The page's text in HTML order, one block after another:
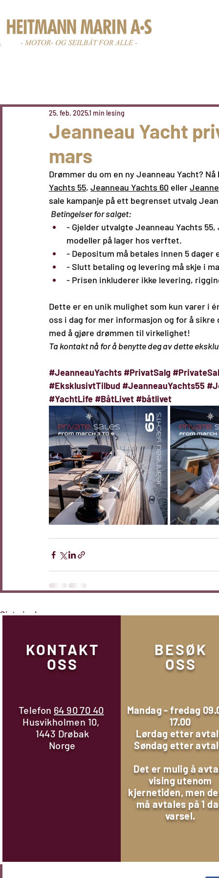
Jeanneau Yacht
mars
25. feb. 20251 min lesing
Drømmer du om en ny Jeanneau Yacht?
Yachts 55, Jeanneau Yachts 60 eller
sale kampanje på ett begrenset utvalg
Betingelser for salget:
- Gjelder utvalgte Jeanneau Yachts
modeller på lager hos verftet.
- Depositum må betales innen 5
- Slutt betaling og levering må skje i
- Prisen inkluderer ikke levering,
Dette er en unik mulighet som kun varer i
oss i dag for mer informasjon og for å
med å gjøre drømmen til virkelighet!
Ta kontakt nå for å benytte deg av dette
#JeanneauYachts#PrivatSalg
#EksklusivtTilbud #JeanneauYachts55
#YachtLife#BåtLivet#båtlivet
Siste innlegg
KONTAKT
OSS
Telefon 64 90 70 40
Husvikholmen 10,
1443 Drøbak
Norge
BESØK
OSS
Mandag - fredag
17.00
Lørdag etter
Søndag etter
Det er mulig å
vising utenom
kjernetiden, men
må avtales på 1
varsel.